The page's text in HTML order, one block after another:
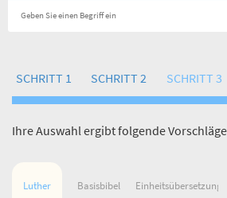
SCHRITT 1 SCHRITT 2 SCHRITT 3
Ihre Auswahl ergibt folgende Vorschläge
Luther Basisbibel Einheitsübersetzung